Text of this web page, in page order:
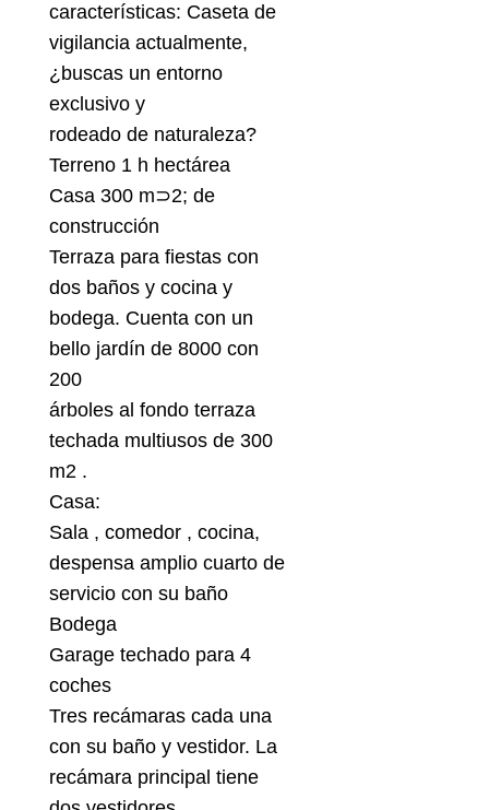
características: Caseta de
vigilancia actualmente,
¿buscas un entorno
exclusivo y
rodeado de naturaleza?
Terreno 1 h hectárea
Casa 300 m⊃2; de
construcción
Terraza para fiestas con
dos baños y cocina y
bodega. Cuenta con un
bello jardín de 8000 con
200
árboles al fondo terraza
techada multiusos de 300
m2 .
Casa:
Sala , comedor , cocina,
despensa amplio cuarto de
servicio con su baño
Bodega
Garage techado para 4
coches
Tres recámaras cada una
con su baño y vestidor. La
recámara principal tiene